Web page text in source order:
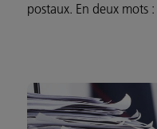
postaux. En deux mots :